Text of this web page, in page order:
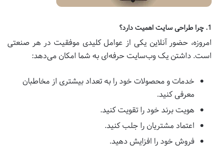
1. چرا طراحی سایت اهمیت دارد؟
امروزه، حضور آنلاین یکی از عوامل کلیدی موفقیت در هر صنعتی
است. داشتن یک وب‌سایت حرفه‌ای به شما امکان می‌دهد:
خدمات و محصولات خود را به تعداد بیشتری از مخاطبان
معرفی کنید.
هویت برند خود را تقویت کنید.
اعتماد مشتریان را جلب کنید.
فروش خود را افزایش دهید.